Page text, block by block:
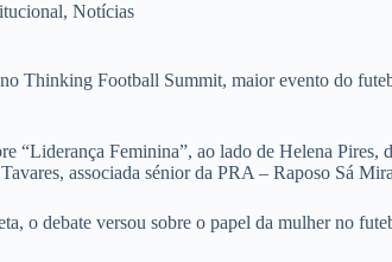
,Notícias
Thinking Football Summit, maior evento do
“Liderança Feminina”, ao lado de Helena
associada sénior da PRA – Raposo Sá
o debate versou sobre o papel da mulher no